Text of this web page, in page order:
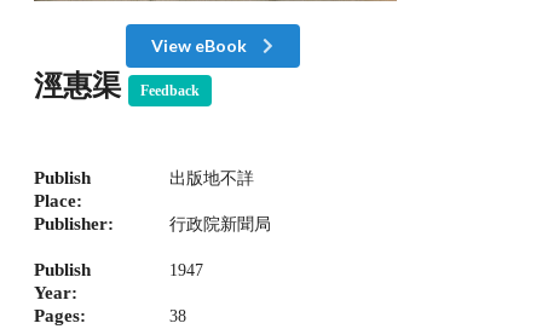
View eBook
涇惠渠 Feedback
Publish
Place:
出版地不詳
Publisher: 行政院新聞局
Publish
Year:
1947
Pages: 38